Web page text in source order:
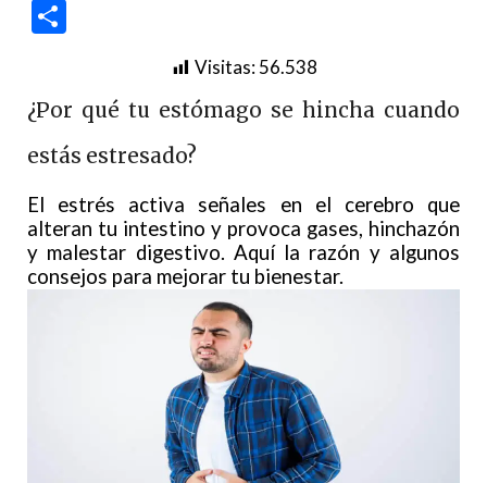
Visitas:56.538
¿Por qué tu estómago se hincha cuando
estás estresado?
El estrés activa señales en el cerebro que
alteran tu intestino y provoca gases, hinchazón
y malestar digestivo. Aquí la razón y algunos
consejos para mejorar tu bienestar.